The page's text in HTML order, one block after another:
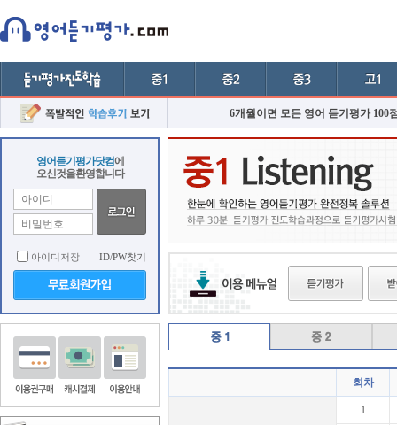
6개월이면 모든 영어 듣기평가 100
영어듣기평가닷컴에
오신것을환영합니다
아이디저장 ID/PW찾기
회차
1